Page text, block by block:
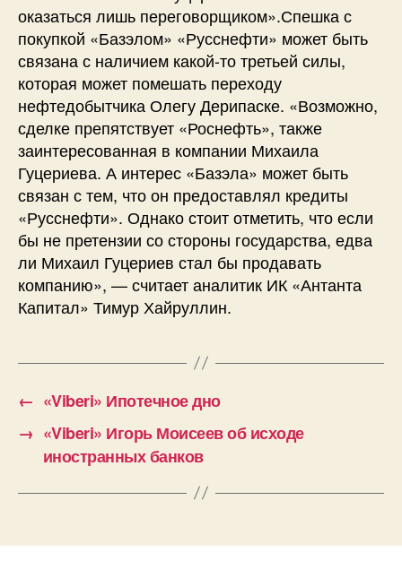
оказаться лишь переговорщиком».Спешка с
покупкой «Базэлом» «Русснефти» может быть
связана с наличием какой-то третьей силы,
которая может помешать переходу
нефтедобытчика Олегу Дерипаске. «Возможно,
сделке препятствует «Роснефть», также
заинтересованная в компании Михаила
Гуцериева. А интерес «Базэла» может быть
связан с тем, что он предоставлял кредиты
«Русснефти». Однако стоит отметить, что если
бы не претензии со стороны государства, едва
ли Михаил Гуцериев стал бы продавать
компанию», — считает аналитик ИК «Антанта
Капитал» Тимур Хайруллин.
← «Viberi» Ипотечное дно
→ «Viberi» Игорь Моисеев об исходе
иностранных банков